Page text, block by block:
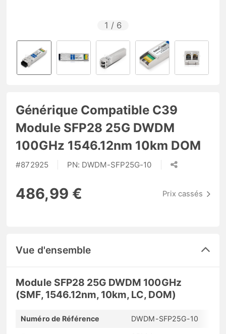
1 / 6
Générique Compatible C39
Module SFP28 25G DWDM
100GHz 1546.12nm 10km DOM
#872925 PN: DWDM-SFP25G-10
486,99 € Prix cassés
Vue d'ensemble
Module SFP28 25G DWDM 100GHz
(SMF, 1546.12nm, 10km, LC, DOM)
Numéro de Référence DWDM-SFP25G-10